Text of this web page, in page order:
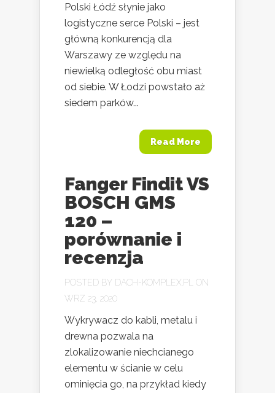
Polski Łódź słynie jako
logistyczne serce Polski – jest
główną konkurencją dla
Warszawy ze względu na
niewielką odległość obu miast
od siebie. W Łodzi powstało aż
siedem parków...
Read More
Fanger Findit VS
BOSCH GMS
120 –
porównanie i
recenzja
POSTED BY DACH-KOMPLEX.PL
ON
WRZ 23, 2020
Wykrywacz do kabli, metalu i
drewna pozwala na
zlokalizowanie niechcianego
elementu w ścianie w celu
ominięcia go, na przykład kiedy